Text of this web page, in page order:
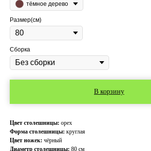
тёмное дерево
Размер(см)
Сборка
В корзину
Цвет столешницы: орех
Форма столешницы: круглая
Цвет ножек: чёрный
Диаметр столешницы: 80 см